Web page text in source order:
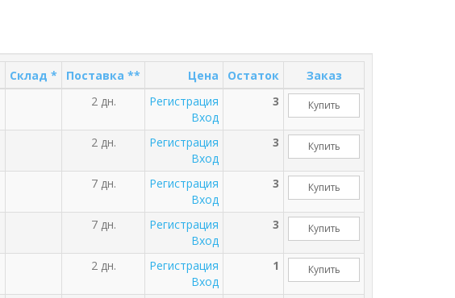
Склад * Поставка ** Цена Остаток
Заказ
2 дн.
Регистрация
Вход
3 Купить
2 дн.
Регистрация
Вход
3 Купить
7 дн.
Регистрация
Вход
3 Купить
7 дн.
Регистрация
Вход
3 Купить
2 дн.
Регистрация
Вход
1 Купить